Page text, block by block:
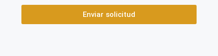
Enviar solicitud